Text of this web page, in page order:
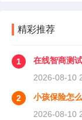
精彩推荐
1
在线智商测
2026-08-10
2
小孩保险怎
2026-08-10